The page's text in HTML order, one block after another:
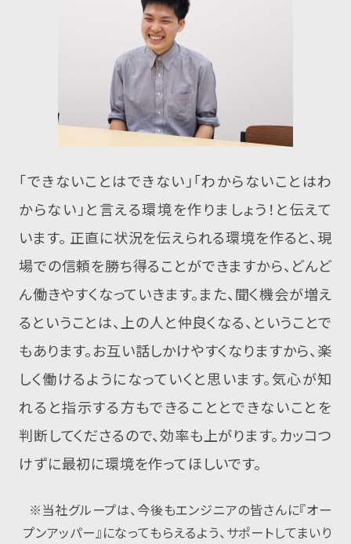
「できないことはできない」「わからないことはわ
からない」と言える環境を作りましょう！と伝えて
います。 正直に状況を伝えられる環境を作ると、現
場での信頼を勝ち得ることができますから、どんど
ん働きやすくなっていきます。また、聞く機会が増え
るということは、上の人と仲良くなる、ということで
もあります。お互い話しかけやすくなりますから、楽
しく働けるようになっていくと思います。気心が知
れると指示する方もできることとできないことを
判断してくださるので、効率も上がります。カッコつ
けずに最初に環境を作ってほしいです。
※当社グループは、今後もエンジニアの皆さんに『オー
プンアッパー』になってもらえるよう、サポートしてまいり